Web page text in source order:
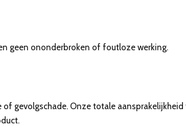
geen ononderbroken of foutloze werking.
gevolgschade. Onze totale aansprakelijkheid